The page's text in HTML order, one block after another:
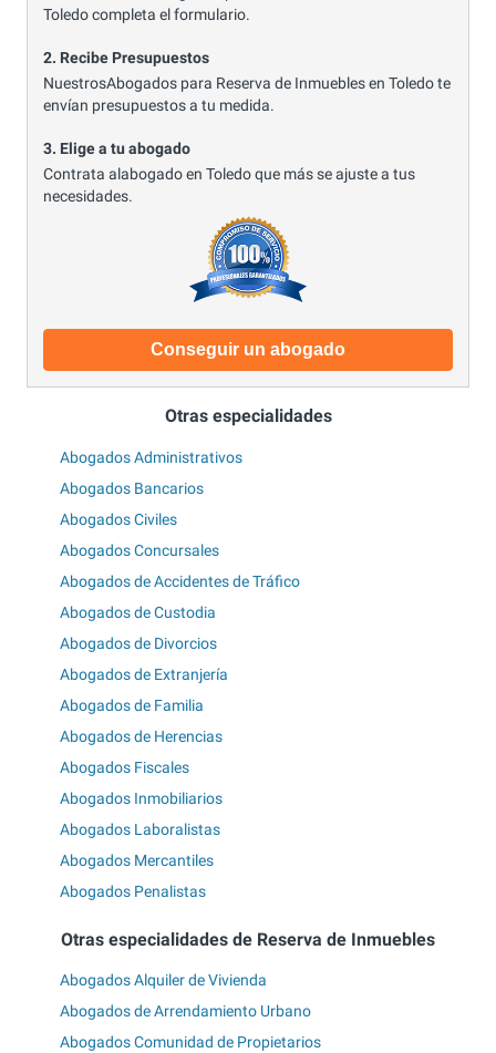
Toledo completa el formulario.
2. Recibe Presupuestos
NuestrosAbogados para Reserva de Inmuebles en Toledo te
envían presupuestos a tu medida.
3. Elige a tu abogado
Contrata alabogado en Toledo que más se ajuste a tus
necesidades.
Conseguir un abogado
Otras especialidades
Abogados Administrativos
Abogados Bancarios
Abogados Civiles
Abogados Concursales
Abogados de Accidentes de Tráfico
Abogados de Custodia
Abogados de Divorcios
Abogados de Extranjería
Abogados de Familia
Abogados de Herencias
Abogados Fiscales
Abogados Inmobiliarios
Abogados Laboralistas
Abogados Mercantiles
Abogados Penalistas
Otras especialidades de Reserva de Inmuebles
Abogados Alquiler de Vivienda
Abogados de Arrendamiento Urbano
Abogados Comunidad de Propietarios